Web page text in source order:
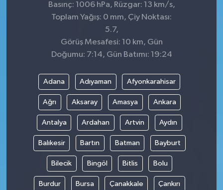
Basınç: 1006 hPa, Rüzgar: 13 km/s,
Toplam Yağış: 0 mm, Çiy Noktası:
5.7,
Görüş Mesafesi: 10 km, Gün
Doğumu: 7:14, Gün Batımı: 19:24
Adana Adıyaman Afyonkarahisar
Ağrı Aksaray Amasya Ankara
Antalya Ardahan Artvin Aydın
Balıkesir Bartın Batman Bayburt
Bilecik Bingöl Bitlis Bolu
Burdur Bursa Çanakkale Çankırı